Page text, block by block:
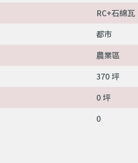
RC+石綿瓦
都市
農業區
370 坪
0 坪
0